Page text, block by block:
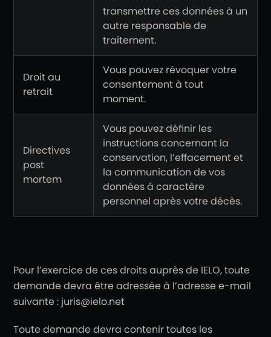
transmettre ces données à un
autre responsable de
traitement.
Droit au
retrait
Vous pouvez révoquer votre
consentement à tout
moment.
Directives
post
mortem
Vous pouvez définir les
instructions concernant la
conservation, l’effacement et
la communication de vos
données à caractère
personnel après votre décès.
Pour l’exercice de ces droits auprès de IELO, toute
demande devra être adressée à l’adresse e-mail
suivante : juris@ielo.net
Toute demande devra contenir toutes les